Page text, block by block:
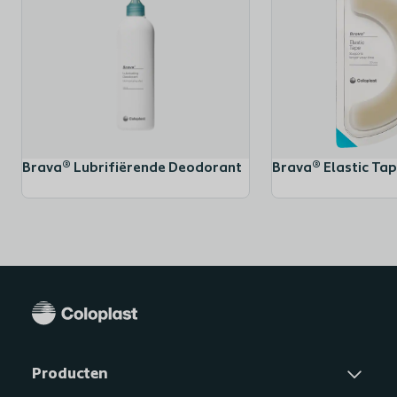
Brava® Lubrifiërende Deodorant Brava® Elastic
Producten